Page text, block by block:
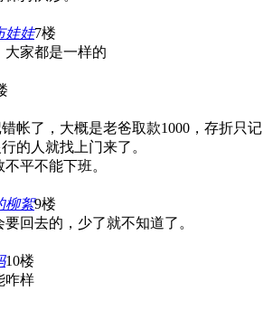
娃娃7楼
大家都是一样的
帐了，大概是老爸取款1000，存折只记
的人就找上门来了。
平不能下班。
柳絮9楼
回去的，少了就不知道了。
10楼
咋样